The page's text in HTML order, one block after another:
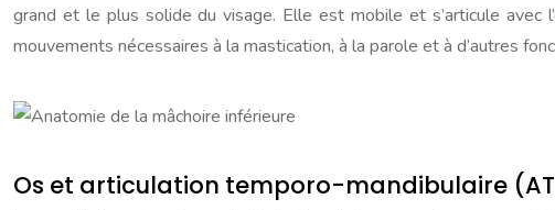
grand et le plus solide du visage. Elle est mobile et s’articule avec
mouvements nécessaires à la mastication, à la parole et à d’autres
Os et articulation temporo-mandibulaire